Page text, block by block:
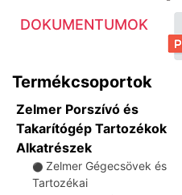
DOKUMENTUMOK
Termékcsoportok
Zelmer Porszívó és
Takarítógép Tartozékok
Alkatrészek
⚫ Zelmer Gégecsövek és
Tartozékai